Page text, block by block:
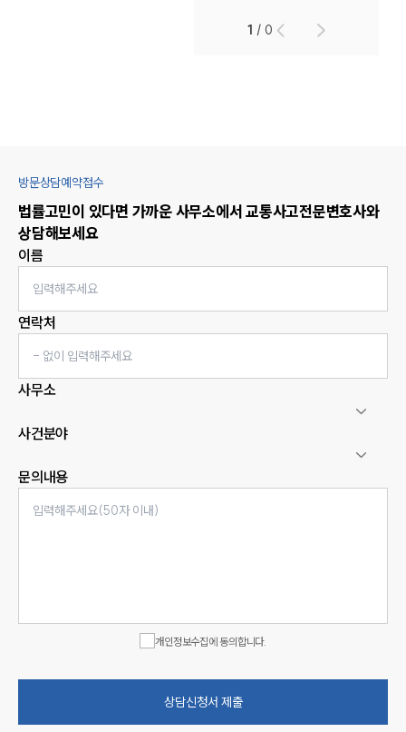
1 /0
방문상담예약접수
법률고민이 있다면 가까운 사무소에서 교통사고전문변호사와
상담해보세요
이름
연락처
사무소
사건분야
문의내용
개인정보수집에 동의합니다.
상담신청서 제출